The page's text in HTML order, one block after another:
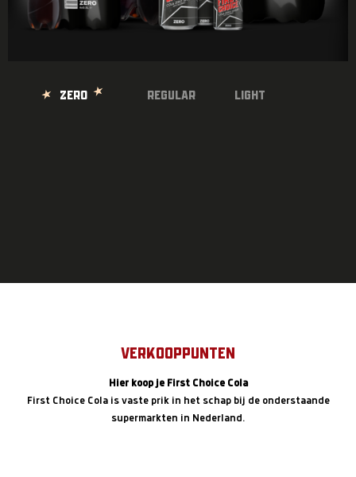
ZERO REGULAR LIGHT
Verkooppunten
Hier koop je First Choice Cola
First Choice Cola is vaste prik in het schap bij de onderstaande
supermarkten in Nederland.